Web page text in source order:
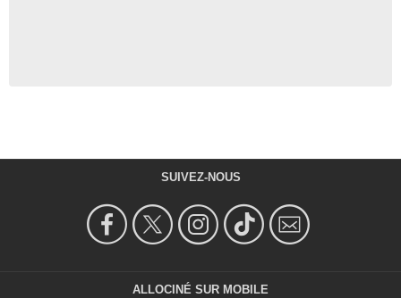
SUIVEZ-NOUS
ALLOCINÉ SUR MOBILE